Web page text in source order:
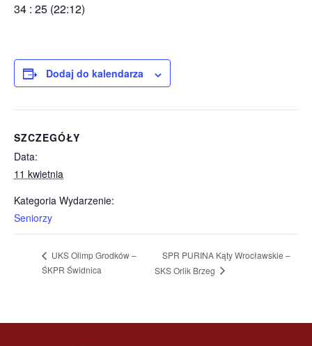
34 : 25 (22:12)
Dodaj do kalendarza
SZCZEGÓŁY
Data:
11 kwietnia
Kategoria Wydarzenie:
Seniorzy
UKS Olimp Grodków –
ŚKPR Świdnica
SPR PURINA Kąty Wrocławskie –
SKS Orlik Brzeg